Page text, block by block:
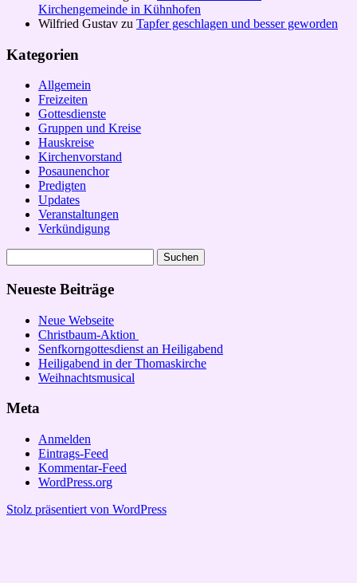
Kirchengemeinde in Kühnhofen
Wilfried Gustav zu Tapfer geschlagen und besser geworden
Kategorien
Allgemein
Freizeiten
Gottesdienste
Gruppen und Kreise
Hauskreise
Kirchenvorstand
Posaunenchor
Predigten
Updates
Veranstaltungen
Verkündigung
nach:
Neueste Beiträge
Neue Webseite
Christbaum-Aktion
Senfkorngottesdienst an Heiligabend
Heiligabend in der Thomaskirche
Weihnachtsmusical
Meta
Anmelden
Eintrags-Feed
Kommentar-Feed
WordPress.org
Stolz präsentiert von WordPress